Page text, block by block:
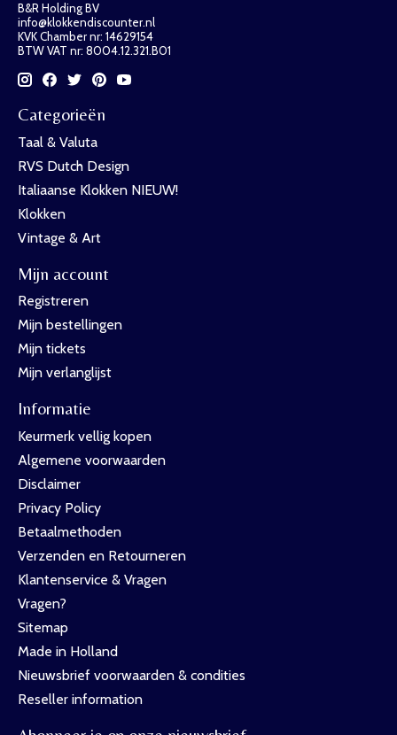
B&R Holding BV
info@klokkendiscounter.nl
KVK Chamber nr: 14629154
BTW VAT nr: 8004.12.321.B01
Categorieën
Taal & Valuta
RVS Dutch Design
Italiaanse Klokken NIEUW!
Klokken
Vintage & Art
Mijn account
Registreren
Mijn bestellingen
Mijn tickets
Mijn verlanglijst
Informatie
Keurmerk vellig kopen
Algemene voorwaarden
Disclaimer
Privacy Policy
Betaalmethoden
Verzenden en Retourneren
Klantenservice & Vragen
Vragen?
Sitemap
Made in Holland
Nieuwsbrief voorwaarden & condities
Reseller information